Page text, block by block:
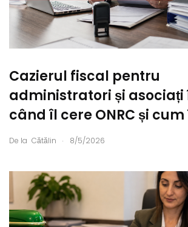
Cazierul fiscal pentru
administratori și asociați
când îl cere ONRC și
De la Cătălin . 8/5/2026